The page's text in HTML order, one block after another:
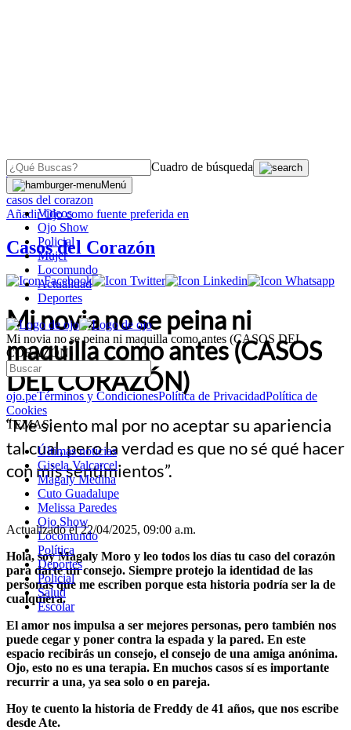
Cuadro de búsqueda
Menú
Videos
Ojo Show
Policial
Mujer
Locomundo
Actualidad
Deportes
Mi novia no se peina ni maquilla como antes (CASOS DEL
CORAZÓN)
ojo.peTérminos y CondicionesPolítica de PrivacidadPolítica de
Cookies
TEMAS:
Últimas noticias
Gisela Valcarcel
Magaly Medina
Cuto Guadalupe
Melissa Paredes
Ojo Show
Locomundo
Política
Deportes
Policial
Salud
Escolar
OJO
casos del corazon
AñadirOjocomo fuente preferida en
Casos del Corazón
Mi novia no se peina ni
maquilla como antes (CASOS
DEL CORAZÓN)
“Me siento mal por no aceptar su apariencia
tal cual, pero la verdad es que no sé qué hacer
con mis sentimientos”.
Actualizado el 22/04/2025, 09:00 a.m.
Hola, soy Magaly Moro y leo todos los días tu caso del corazón
para darte un consejo. Siempre protejo la identidad de las
personas que me escriben porque esta historia podría ser la de
cualquiera.
El amor nos impulsa a ser mejores personas, pero también nos
puede cegar y poner contra la espada y la pared. En este
espacio recibirás un consejo, el consejo de una amiga anónima.
Ojo, esto no es una terapia. En muchos casos sí es importante
recurrir a una, ya sea solo o en pareja.
Hoy te cuento la historia de Freddy de 41 años, que nos escribe
desde Ate.